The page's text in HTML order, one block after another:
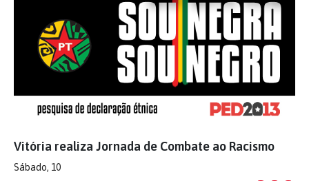
Vitória realiza Jornada de Combate ao Racismo
Sábado, 10